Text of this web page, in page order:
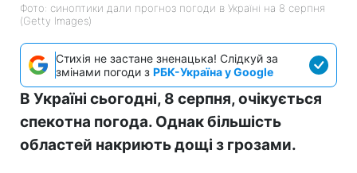
Фото: синоптики дали прогноз погоди в Україні на 8 серпня
(Getty Images)
Стихія не застане зненацька! Слідкуй за
змінами погоди з РБК-Україна у Google
В Україні сьогодні, 8 серпня, очікується
спекотна погода. Однак більшість
областей накриють дощі з грозами.